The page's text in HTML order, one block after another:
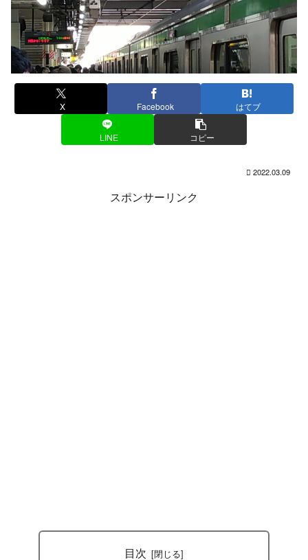
X Facebook はてブ
LINE コピー
2022.03.09
スポンサーリンク
目次